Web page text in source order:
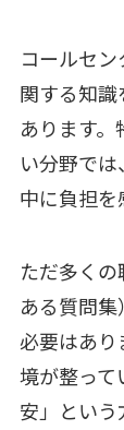
コールセ
関する知
あります
い分野で
中に負担を
ただ多くの
ある質問
必要はあり
境が整って
安」とい